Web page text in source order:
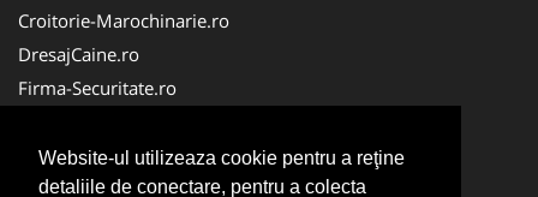
Website-ul utilizeaza cookie pentru a reţine
detaliile de conectare, pentru a colecta
Croitorie-Marochinarie.ro
DresajCaine.ro
Firma-Securitate.ro
Alpinist-Utilitar.com
CramaVinuri.ro